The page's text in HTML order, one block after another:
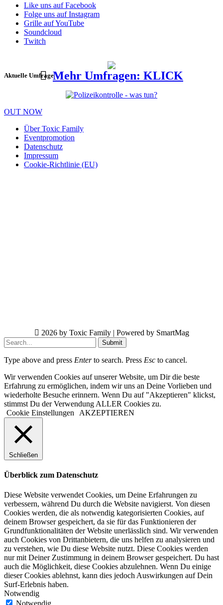
Like uns auf Facebook
Folge uns auf Instagram
Grille auf YouTube
Soundcloud
Twitch
Aktuelle UmfrageMehr Umfragen: KLICK
OUT NOW
Über Toxic Family
Eventpromotion
Datenschutz
Impressum
Cookie-Richtlinie (EU)
2026 by Toxic Family | Powered by SmartMag
Submit
Type above and press Enterto search. Press Esc to cancel.
Wir verwenden Cookies auf unserer Website, um Dir die beste
Erfahrung zu ermöglichen, indem wir uns an Deine Vorlieben und
wiederholte Besuche erinnern. Wenn Du auf "Akzeptieren" klickst,
stimmst Du der Verwendung ALLER Cookies zu.
Cookie Einstellungen
AKZEPTIEREN
Schließen
Überblick zum Datenschutz
Diese Website verwendet Cookies, um Deine Erfahrungen zu
verbessern, während Du durch die Website navigierst. Von diesen
Cookies werden, die als notwendig kategorisierten Cookies, auf
deinem Browser gespeichert, da sie für das Funktionieren der
Grundfunktionalitäten der Website unerlässlich sind. Wir verwenden
auch Cookies von Drittanbietern, die uns helfen zu analysieren und
zu verstehen, wie Du diese Website nutzt. Diese Cookies werden
nur mit Deiner Zustimmung in deinem Browser gespeichert. Du hast
auch die Möglichkeit, diese Cookies abzulehnen. Wenn Du einige
dieser Cookies ablehnst, kann dies jedoch Auswirkungen auf Dein
Surf-Erlebnis haben.
Notwendig
Notwendig